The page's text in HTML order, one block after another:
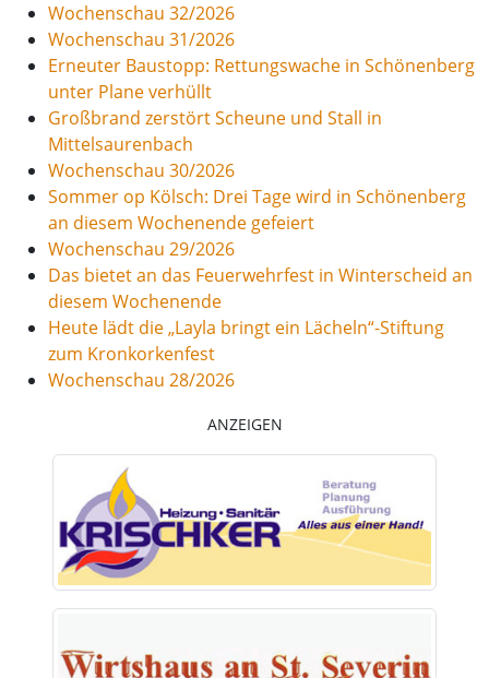
Wochenschau 32/2026
Wochenschau 31/2026
Erneuter Baustopp: Rettungswache in Schönenberg
unter Plane verhüllt
Großbrand zerstört Scheune und Stall in
Mittelsaurenbach
Wochenschau 30/2026
Sommer op Kölsch: Drei Tage wird in Schönenberg
an diesem Wochenende gefeiert
Wochenschau 29/2026
Das bietet an das Feuerwehrfest in Winterscheid an
diesem Wochenende
Heute lädt die „Layla bringt ein Lächeln“-Stiftung
zum Kronkorkenfest
Wochenschau 28/2026
ANZEIGEN